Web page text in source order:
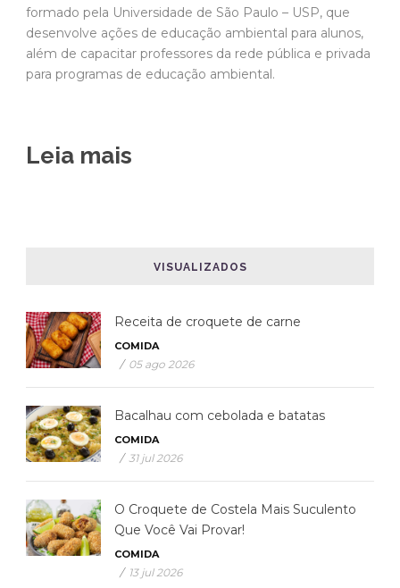
formado pela Universidade de São Paulo – USP, que
desenvolve ações de educação ambiental para alunos,
além de capacitar professores da rede pública e privada
para programas de educação ambiental.
Leia mais
VISUALIZADOS
Receita de croquete de carne
COMIDA
/ 05 ago 2026
Bacalhau com cebolada e batatas
COMIDA
/ 31 jul 2026
O Croquete de Costela Mais Suculento
Que Você Vai Provar!
COMIDA
/ 13 jul 2026